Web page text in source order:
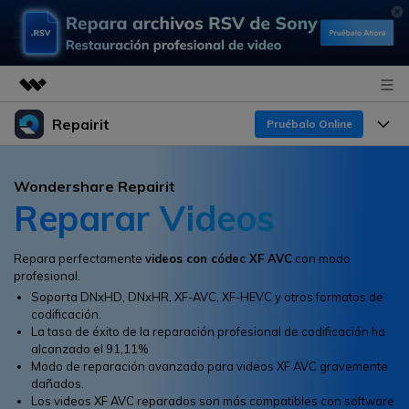
Productos destacados
Utilidades
Resumen
Soluciones
Quiénes somos
Sala de prensa
Tienda
Soporte
Repairit Pruébalo Online
multiplataforma
Pruébalo Gratis
Funciones
Para PC
En Línea
¿Por qué Repairit?
Experto en Reparación de Datos
Perspectiva Tecnológica
Guías y Soporte
Recursos
Soluciones de Video
Soluciones de Archivos
Precios
Wondershare Repairit
Reparar Videos
Repara perfectamente videos con códec XF AVC con modo
profesional.
Soporta DNxHD, DNxHR, XF-AVC, XF-HEVC y otros formatos de
codificación.
La tasa de éxito de la reparación profesional de codificación ha
alcanzado el 91,11%
Modo de reparación avanzado para videos XF AVC gravemente
dañados.
Los videos XF AVC reparados son más compatibles con software